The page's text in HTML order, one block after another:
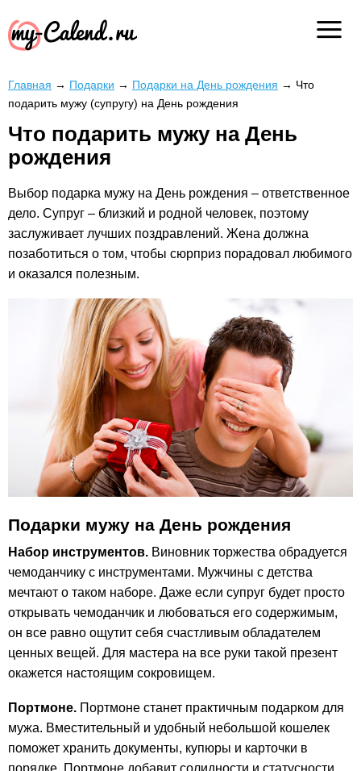
Главная → Подарки → Подарки на День рождения → Что
подарить мужу (супругу) на День рождения
Что подарить мужу на День
рождения
Выбор подарка мужу на День рождения – ответственное
дело. Супруг – близкий и родной человек, поэтому
заслуживает лучших поздравлений. Жена должна
позаботиться о том, чтобы сюрприз порадовал любимого
и оказался полезным.
Подарки мужу на День рождения
Набор инструментов. Виновник торжества обрадуется
чемоданчику с инструментами. Мужчины с детства
мечтают о таком наборе. Даже если супруг будет просто
открывать чемоданчик и любоваться его содержимым,
он все равно ощутит себя счастливым обладателем
ценных вещей. Для мастера на все руки такой презент
окажется настоящим сокровищем.
Портмоне. Портмоне станет практичным подарком для
мужа. Вместительный и удобный небольшой кошелек
поможет хранить документы, купюры и карточки в